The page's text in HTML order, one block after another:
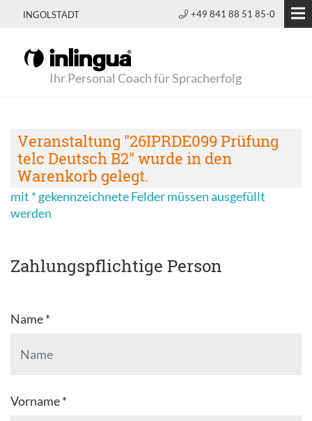
INGOLSTADT +49 841 88 51 85-0
Ihr Personal Coach für Spracherfolg
Veranstaltung "26IPRDE099 Prüfung
telc Deutsch B2" wurde in den
Warenkorb gelegt.
mit * gekennzeichnete Felder müssen ausgefüllt
werden
Zahlungspflichtige Person
Name *
Vorname *